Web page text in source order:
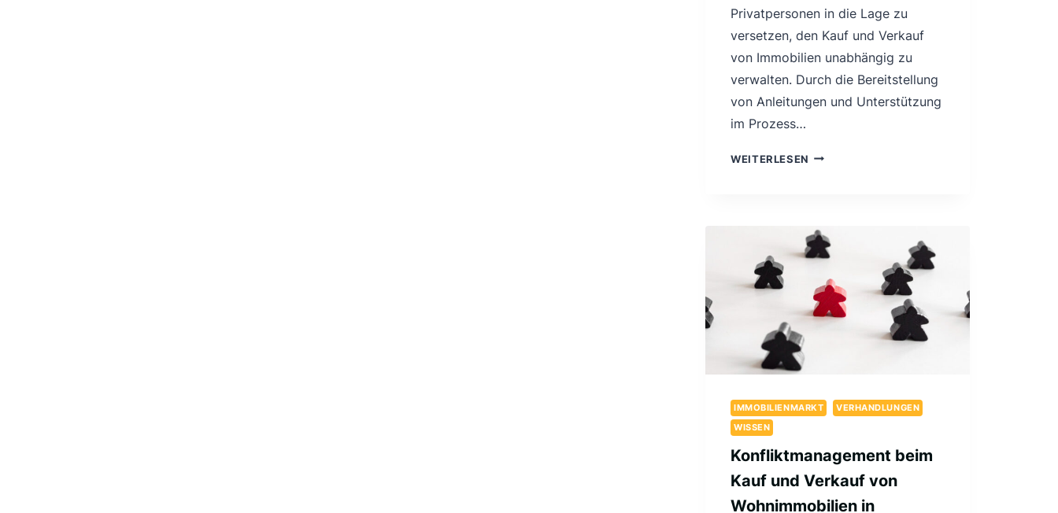
Privatpersonen in die Lage zu
versetzen, den Kauf und Verkauf
von Immobilien unabhängig zu
verwalten. Durch die Bereitstellung
von Anleitungen und Unterstützung
im Prozess…
WEITERLESEN FÜHRUNG
DER
COHEN-
BRADFORD-
METHODE
BEI
DIY-
TRANSAKTIONEN
IMMOBILIENMARKT
VERHANDLUNGEN
WISSEN
Konfliktmanagement beim
Kauf und Verkauf von
Wohnimmobilien in